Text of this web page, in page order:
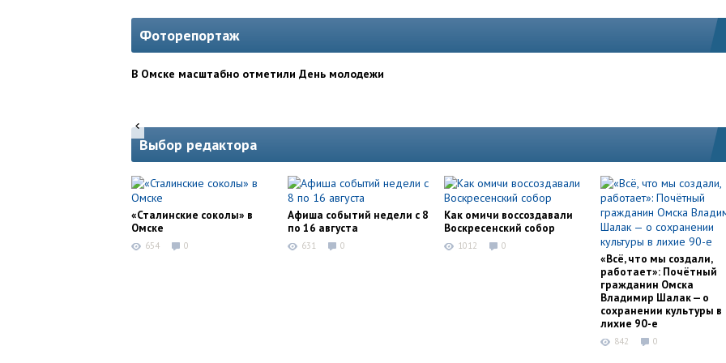
Фоторепортаж
В Омске масштабно отметили День молодежи
Выбор редактора
«Сталинские соколы» в
Омске
654 0
Афиша событий недели с 8
по 16 августа
631 0
Как омичи воссоздавали
Воскресенский собор
1012 0
«Всё, что мы создали,
работает»: Почётный
гражданин Омска
Владимир Шалак — о
сохранении культуры в
лихие 90-е
842 0